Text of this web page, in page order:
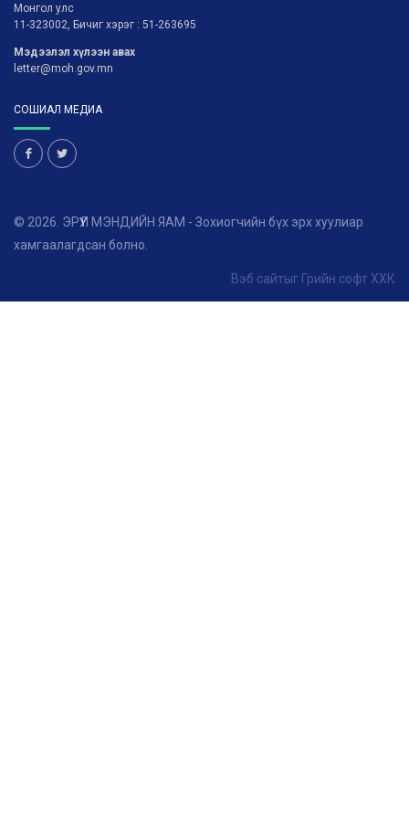
Монгол улс
11-323002, Бичиг хэрэг : 51-263695
Мэдээлэл хүлээн авах
letter@moh.gov.mn
СОШИАЛ МЕДИА
© 2026. ЭРҮҮЛ МЭНДИЙН ЯАМ - Зохиогчийн бүх эрх хуулиар
хамгаалагдсан болно.
Вэб сайтыг Грийн софт ХХК